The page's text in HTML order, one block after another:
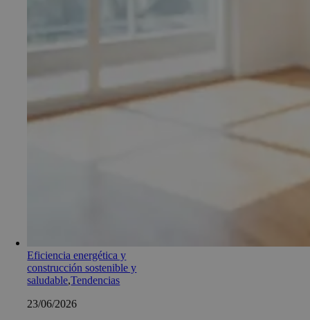
Eficiencia energética y
construcción sostenible y
saludable,Tendencias
23/06/2026